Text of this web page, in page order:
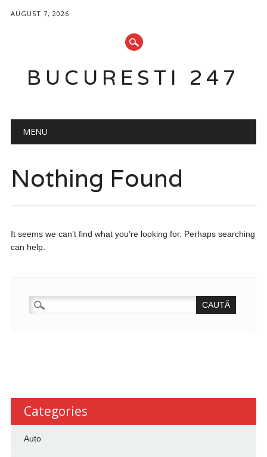
AUGUST 7, 2026
BUCURESTI 247
Main menu
MENU
Nothing Found
It seems we can’t find what you’re looking for. Perhaps searching
can help.
CAUTĂ
Categories
Auto